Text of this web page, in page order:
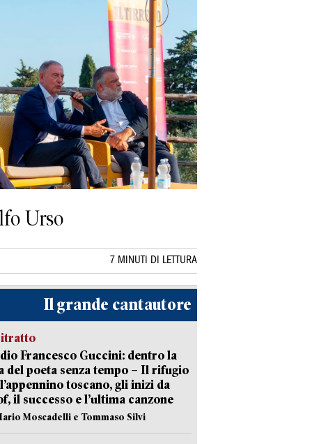
Urso
7 MINUTI DI LETTURA
Il grande cantautore
Francesco Guccini: dentro la
del poeta senza tempo – Il rifugio
toscano, gli inizi da
il successo e l’ultima canzone
Moscadelli e Tommaso Silvi